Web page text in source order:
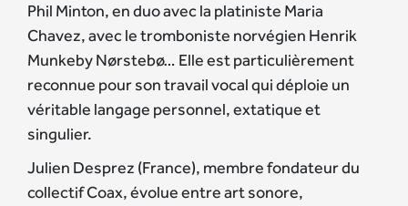
Phil Minton, en duo avec la platiniste Maria
Chavez, avec le tromboniste norvégien Henrik
Munkeby Nørstebø… Elle est particulièrement
reconnue pour son travail vocal qui déploie un
véritable langage personnel, extatique et
singulier.
Julien Desprez (France), membre fondateur du
collectif Coax, évolue entre art sonore,